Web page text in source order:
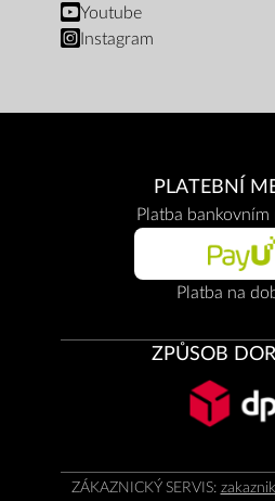
Youtube
Instagram
PLATEBNÍ
Platba bankovním
Platba na
ZPŮSOB
ZÁKAZNICKÝ SERVIS: